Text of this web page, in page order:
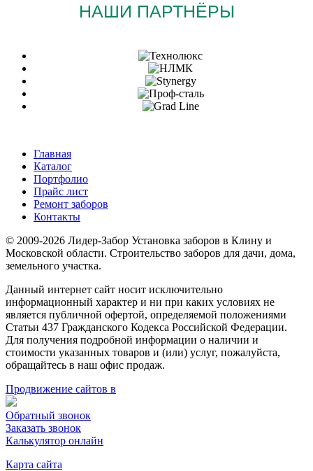
НАШИ ПАРТНЁРЫ
Главная
Каталог
Портфолио
Прайс лист
Ремонт заборов
Контакты
© 2009-2026 Лидер-Забор Установка заборов в Клину и
Московской области. Строительство заборов для дачи, дома,
земельного участка.
Данный интернет сайт носит исключительно
информационный характер и ни при каких условиях не
является публичной офертой, определяемой положениями
Статьи 437 Гражданского Кодекса Российской Федерации.
Для получения подробной информации о наличии и
стоимости указанных товаров и (или) услуг, пожалуйста,
обращайтесь в наш офис продаж.
Продвижение сайтов в
Обратный звонок
Заказать звонок
Калькулятор онлайн
Карта сайта